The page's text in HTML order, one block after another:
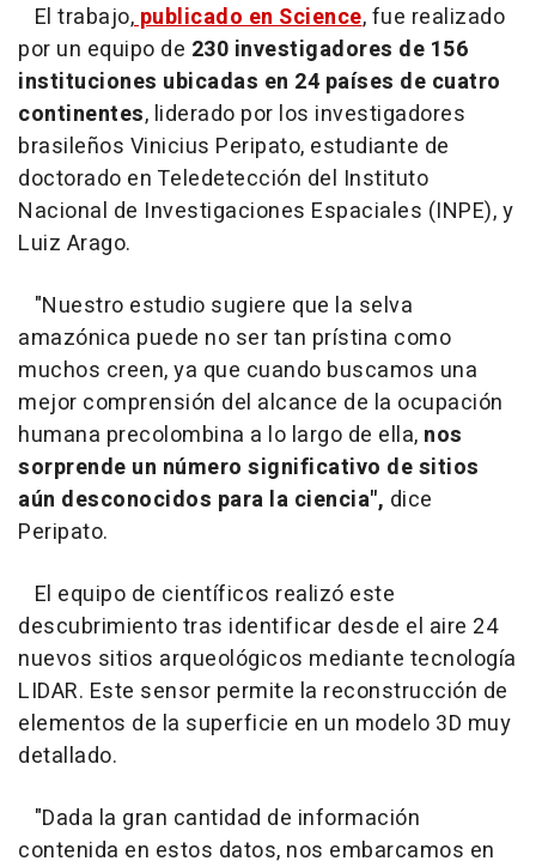
El trabajo,publicado en Science, fue realizado
por un equipo de 230 investigadores de 156
instituciones ubicadas en 24 países de cuatro
continentes, liderado por los investigadores
brasileños Vinicius Peripato, estudiante de
doctorado en Teledetección del Instituto
Nacional de Investigaciones Espaciales (INPE), y
Luiz Arago.
"Nuestro estudio sugiere que la selva
amazónica puede no ser tan prístina como
muchos creen, ya que cuando buscamos una
mejor comprensión del alcance de la ocupación
humana precolombina a lo largo de ella, nos
sorprende un número significativo de sitios
aún desconocidos para la ciencia", dice
Peripato.
El equipo de científicos realizó este
descubrimiento tras identificar desde el aire 24
nuevos sitios arqueológicos mediante tecnología
LIDAR. Este sensor permite la reconstrucción de
elementos de la superficie en un modelo 3D muy
detallado.
"Dada la gran cantidad de información
contenida en estos datos, nos embarcamos en